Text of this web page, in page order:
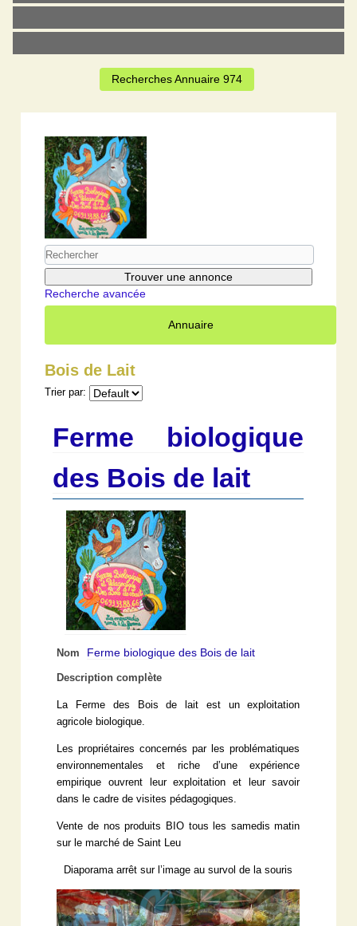
Recherches Annuaire 974
Recherche avancée
Annuaire
Bois de Lait
Trier par:
Ferme biologique
des Bois de lait
Nom Ferme biologique des Bois de lait
Description complète
La Ferme des Bois de lait est un exploitation
agricole biologique.
Les propriétaires concernés par les problématiques
environnementales et riche d’une expérience
empirique ouvrent leur exploitation et leur savoir
dans le cadre de visites pédagogiques.
Vente de nos produits BIO tous les samedis matin
sur le marché de Saint Leu
Diaporama arrêt sur l’image au survol de la souris